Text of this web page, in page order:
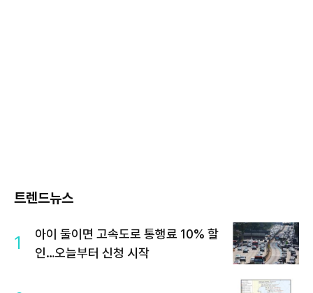
트렌드뉴스
1
아이 둘이면 고속도로 통행료 10% 할
인…오늘부터 신청 시작